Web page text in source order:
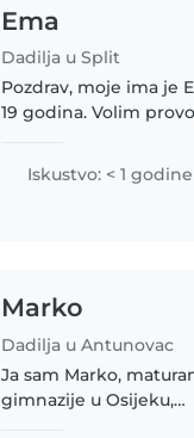
Ema
Dadilja u Split
Pozdrav, moje ima je
19 godina. Volim
sam radila kao
klubu s djecom od 4 do
godina. Lako nađem
Iskustvo: < 1 godine
Marko
Dadilja u Antunovac
Ja sam Marko,
gimnazije u Osijeku,